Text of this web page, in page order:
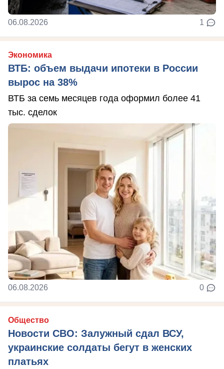
06.08.2026 1
Экономика
ВТБ: объем выдачи ипотеки в России
вырос на 38%
ВТБ за семь месяцев года оформил более 41
тыс. сделок
06.08.2026 0
Общество
Новости СВО: Залужный сдал ВСУ,
украинские солдаты бегут в женских
платьях